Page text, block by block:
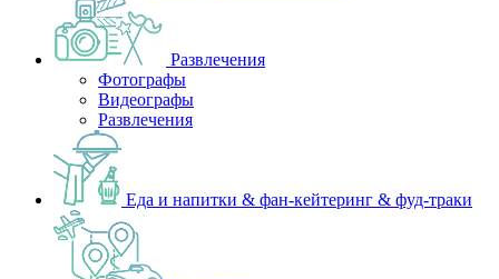
Развлечения
Фотографы
Видеографы
Развлечения
Еда и напитки & фан-кейтеринг & фуд-траки